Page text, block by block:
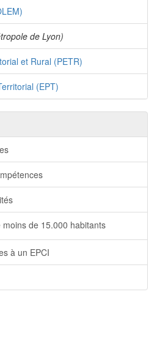
de Lyon)
et Rural (PETR)
(EPT)
de 15.000 habitants
à un EPCI